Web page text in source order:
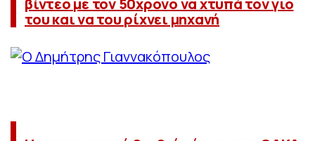
βίντεο με τον 50χρονο να χτυπά τον γιο
του και να του ρίχνει μηχανή